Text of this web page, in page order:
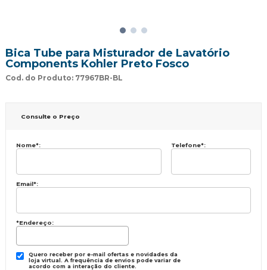
Bica Tube para Misturador de Lavatório
Components Kohler Preto Fosco
Cod. do Produto: 77967BR-BL
Consulte o Preço
Nome*: Telefone*:
Email*:
*Endereço:
Quero receber por e-mail ofertas e novidades da
loja virtual. A frequência de envios pode variar de
acordo com a interação do cliente.